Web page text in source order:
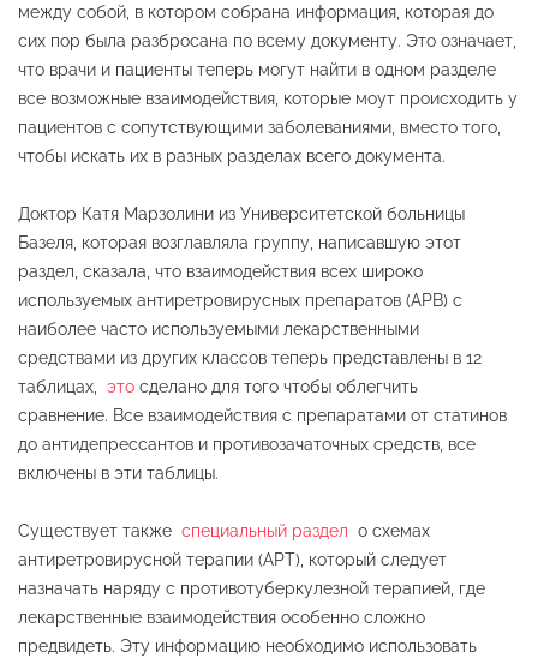
между собой, в котором собрана информация, которая до
сих пор была разбросана по всему документу. Это означает,
что врачи и пациенты теперь могут найти в одном разделе
все возможные взаимодействия, которые моут происходить у
пациентов с сопутствующими заболеваниями, вместо того,
чтобы искать их в разных разделах всего документа.
Доктор Катя Марзолини из Университетской больницы
Базеля, которая возглавляла группу, написавшую этот
раздел, сказала, что взаимодействия всех широко
используемых антиретровирусных препаратов (АРВ) с
наиболее часто используемыми лекарственными
средствами из других классов теперь представлены в 12
таблицах, это сделано для того чтобы облегчить
сравнение. Все взаимодействия с препаратами от статинов
до антидепрессантов и противозачаточных средств, все
включены в эти таблицы.
Существует также специальный раздел о схемах
антиретровирусной терапии (АРТ), который следует
назначать наряду с противотуберкулезной терапией, где
лекарственные взаимодействия особенно сложно
предвидеть. Эту информацию необходимо использовать